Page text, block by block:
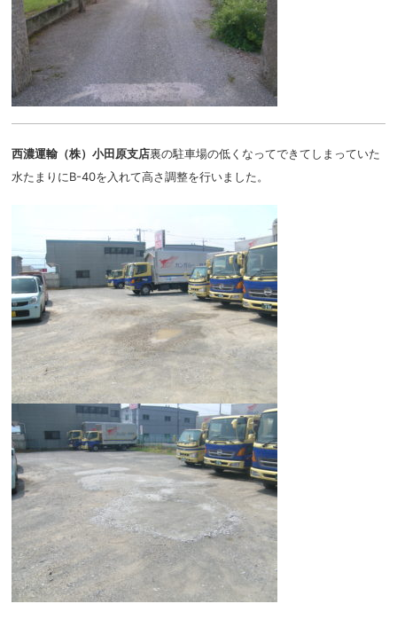
西濃運輸（株）小田原支店裏の駐車場の低くなってできてしまっていた
水たまりにB-40を入れて高さ調整を行いました。